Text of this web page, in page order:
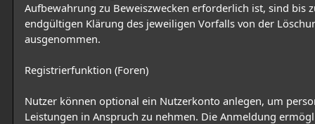
Aufbewahrung zu Beweiszwecken erforderlich ist, sind bis
endgültigen Klärung des jeweiligen Vorfalls von der
ausgenommen.
Registrierfunktion (Foren)
Nutzer können optional ein Nutzerkonto anlegen, um
Leistungen in Anspruch zu nehmen. Die Anmeldung